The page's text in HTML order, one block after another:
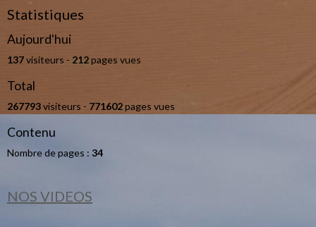
Statistiques
Aujourd'hui
137visiteurs - 212pages vues
Total
267793visiteurs - 771602pages vues
Contenu
Nombre de pages : 34
NOS VIDEOS